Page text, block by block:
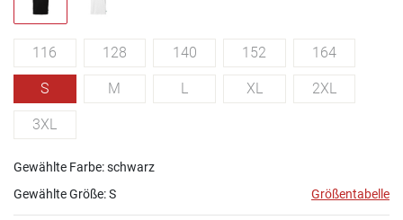
116 128 140 152 164
S M L XL 2XL
3XL
Gewählte Farbe: schwarz
Gewählte Größe:S Größentabelle